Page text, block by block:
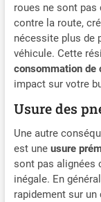
roues ne sont
contre la route,
nécessite plus de
véhicule. Cette
consommation de
impact sur votre
Usure des
Une autre
est une usure
sont pas alignées
inégale. En
rapidement sur un